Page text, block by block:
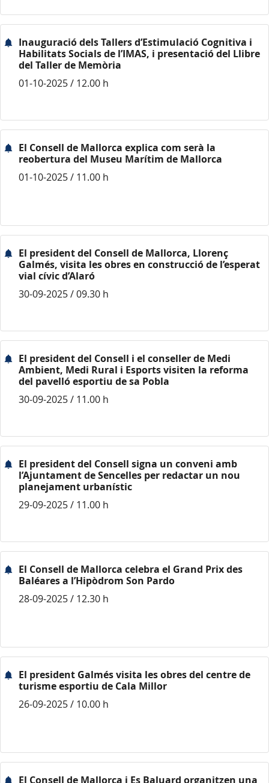
Inauguració dels Tallers d’Estimulació Cognitiva i
Habilitats Socials de l’IMAS, i presentació del Llibre
del Taller de Memòria
01-10-2025 / 12.00 h
El Consell de Mallorca explica com serà la
reobertura del Museu Marítim de Mallorca
01-10-2025 / 11.00 h
El president del Consell de Mallorca, Llorenç
Galmés, visita les obres en construcció de l’esperat
vial cívic d’Alaró
30-09-2025 / 09.30 h
El president del Consell i el conseller de Medi
Ambient, Medi Rural i Esports visiten la reforma
del pavelló esportiu de sa Pobla
30-09-2025 / 11.00 h
El president del Consell signa un conveni amb
l’Ajuntament de Sencelles per redactar un nou
planejament urbanístic
29-09-2025 / 11.00 h
El Consell de Mallorca celebra el Grand Prix des
Baléares a l’Hipòdrom Son Pardo
28-09-2025 / 12.30 h
El president Galmés visita les obres del centre de
turisme esportiu de Cala Millor
26-09-2025 / 10.00 h
El Consell de Mallorca i Es Baluard organitzen una